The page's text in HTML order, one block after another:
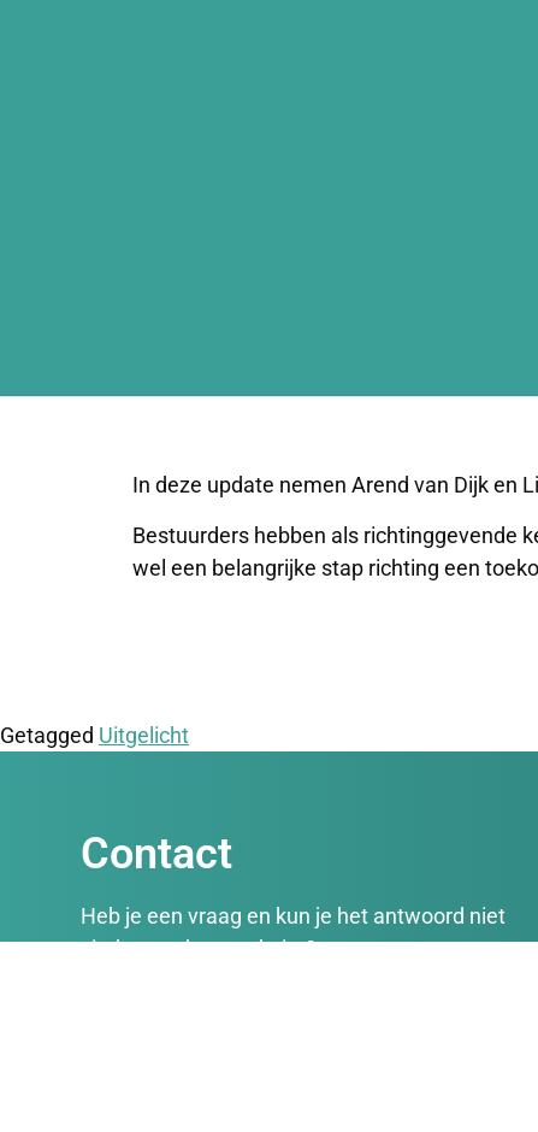
In deze update nemen Arend van Dijk en
Bestuurders hebben als richtinggevende
wel een belangrijke stap richting een
Getagged Uitgelicht
Contact
Heb je een vraag en kun je het antwoord niet
vinden op deze website?